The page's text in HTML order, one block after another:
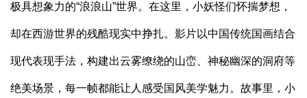
极具想象力的“浪浪山”世界。在这里，小妖怪们怀揣梦想，
却在西游世界的残酷现实中挣扎。影片以中国传统国画结合
现代表现手法，构建出云雾缭绕的山峦、神秘幽深的洞府等
绝美场景，每一帧都能让人感受国风美学魅力。故事里，小